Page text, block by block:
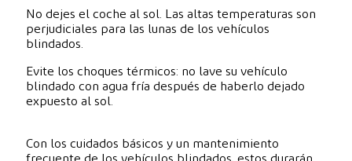
No dejes el coche al sol. Las altas temperaturas son
perjudiciales para las lunas de los vehículos
blindados.
Evite los choques térmicos: no lave su vehículo
blindado con agua fría después de haberlo dejado
expuesto al sol.
Con los cuidados básicos y un mantenimiento